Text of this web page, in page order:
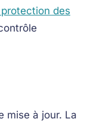
des
mise à jour. La